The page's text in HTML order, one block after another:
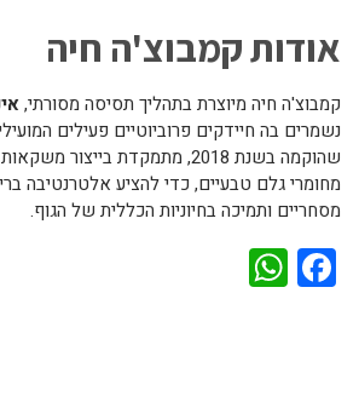
אודות קמבוצ'ה חיה
קמבוצ'ה חיה מיוצרת בתהליך תסיסה מסורתי,
נשמרים בה חיידקים פרוביוטיים פעילים
שהוקמה בשנת 2018, מתמקדת בייצור
מחומרי גלם טבעיים, כדי להציע אלטרנטיבה
מסחריים ותמיכה בחיוניות הכללית של הגוף.
Facebook